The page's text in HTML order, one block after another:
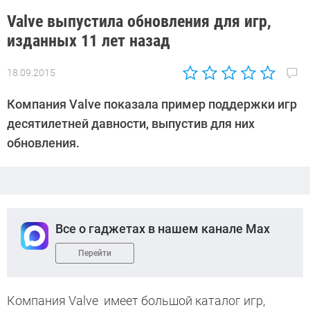
Valve выпустила обновления для игр,
изданных 11 лет назад
18.09.2015
Автор:
Киреев
Компания Valve показала пример поддержки игр
десятилетней давности, выпустив для них
обновления.
Все о гаджетах в нашем канале Max
Перейти
Компания Valve имеет большой каталог игр,